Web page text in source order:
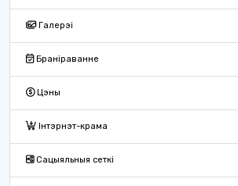
Галерэі
Браніраванне
Цэны
Інтэрнэт-крама
Сацыяльныя сеткі